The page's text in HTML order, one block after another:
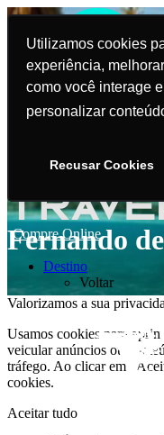
Utilizamos cookies
experiência,
como você interage
personalizar
Recusar Cookies
Compre Online
Destino
Voltar
Fernando
Valorizamos a sua
Usamos cookies para
veicular anúncios ou
tráfego. Ao clicar em
cookies.
Aceitar tudo